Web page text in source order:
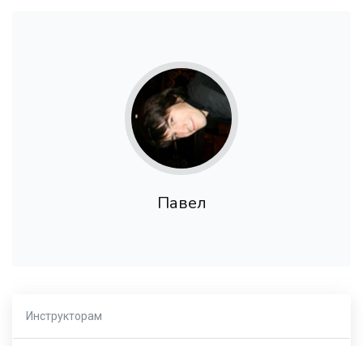
Павел
Инструкторам